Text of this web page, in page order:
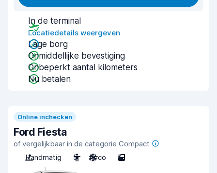
In de terminal
Locatiedetails weergeven
Lage borg
Onmiddellijke bevestiging
Onbeperkt aantal kilometers
Nu betalen
Online inchecken
Ford Fiesta
of vergelijkbaar in de categorie Compact
Handmatig
5 Airco 5